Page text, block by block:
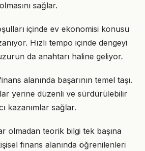
sağlar.
içinde ev ekonomisi konusu
Hızlı tempo içinde dengeyi
da anahtarı haline geliyor.
alanında başarının temel taşı.
yerine düzenli ve sürdürülebilir
kazanımlar sağlar.
olmadan teorik bilgi tek başına
finans alanında öğrenilenleri